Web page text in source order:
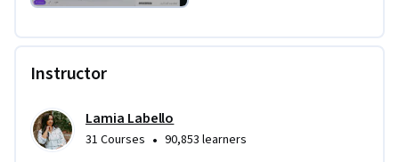
Instructor
Lamia Labello
31 Courses • 90,853 learners